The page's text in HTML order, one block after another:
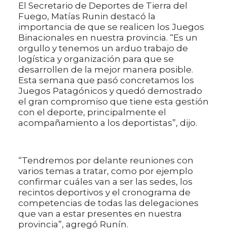
El Secretario de Deportes de Tierra del
Fuego, Matías Runin destacó la
importancia de que se realicen los Juegos
Binacionales en nuestra provincia. “Es un
orgullo y tenemos un arduo trabajo de
logística y organización para que se
desarrollen de la mejor manera posible.
Esta semana que pasó concretamos los
Juegos Patagónicos y quedó demostrado
el gran compromiso que tiene esta gestión
con el deporte, principalmente el
acompañamiento a los deportistas”, dijo.
“Tendremos por delante reuniones con
varios temas a tratar, como por ejemplo
confirmar cuáles van a ser las sedes, los
recintos deportivos y el cronograma de
competencias de todas las delegaciones
que van a estar presentes en nuestra
provincia”, agregó Runín.